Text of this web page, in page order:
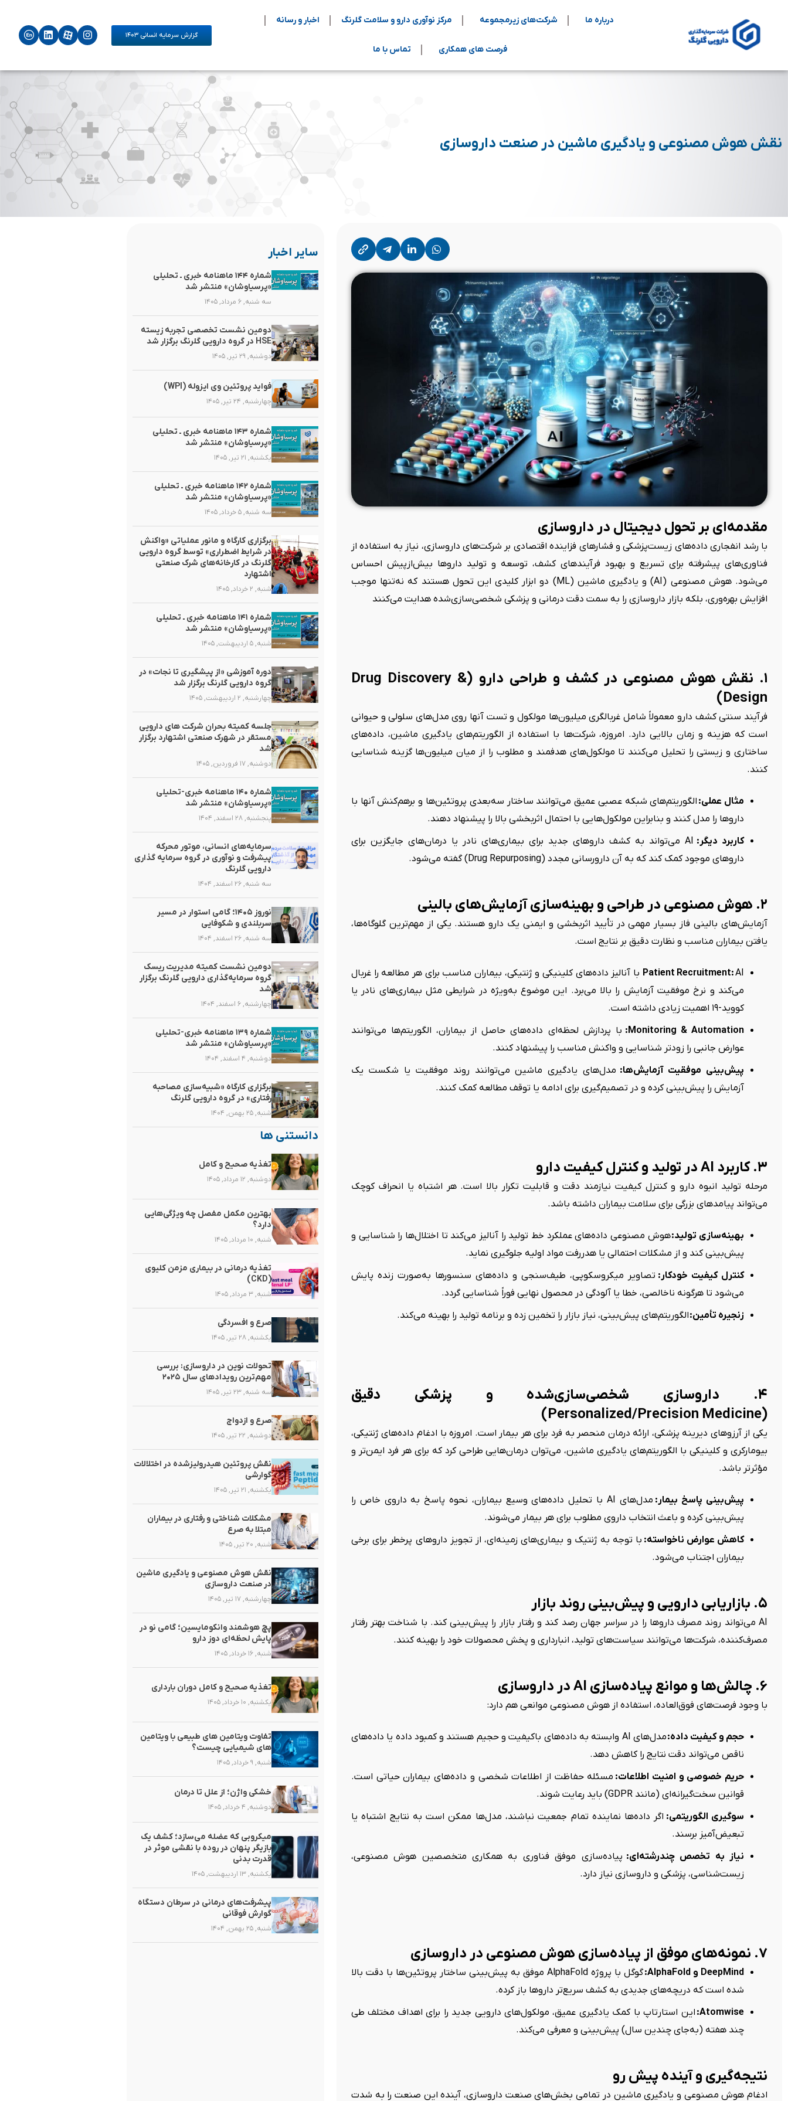
درباره ما شرکت‌های زیرمجموعه مرکز نوآوری دارو و سلامت گلرنگ اخبار و رسانه
فرصت های همکاری تماس با ما
گزارش سرمایه انسانی ۱۴۰۳
نقش هوش مصنوعی و یادگیری ماشین در صنعت داروسازی
مقدمه‌ای بر تحول دیجیتال در داروسازی
با رشد انفجاری داده‌های زیست‌پزشکی و فشارهای فزاینده اقتصادی بر شرکت‌های داروسازی، نیاز به استفاده از
فناوری‌های پیشرفته برای تسریع و بهبود فرآیندهای کشف، توسعه و تولید داروها بیش‌ازپیش احساس
می‌شود. هوش مصنوعی (AI) و یادگیری ماشین (ML) دو ابزار کلیدی این تحول هستند که نه‌تنها موجب
افزایش بهره‌وری، بلکه بازار داروسازی را به سمت دقت درمانی و پزشکی شخصی‌سازی‌شده هدایت می‌کنند
۱. نقش هوش مصنوعی در کشف و طراحی دارو (Drug Discovery &
Design)
فرآیند سنتی کشف دارو معمولاً شامل غربالگری میلیون‌ها مولکول و تست آنها روی مدل‌های سلولی و حیوانی
است که هزینه و زمان بالایی دارد. امروزه، شرکت‌ها با استفاده از الگوریتم‌های یادگیری ماشین، داده‌های
ساختاری و زیستی را تحلیل می‌کنند تا مولکول‌های هدفمند و مطلوب را از میان میلیون‌ها گزینه شناسایی
کنند.
مثال عملی: الگوریتم‌های شبکه عصبی عمیق می‌توانند ساختار سه‌بعدی پروتئین‌ها و برهم‌کنش آنها با
داروها را مدل کنند و بنابراین مولکول‌هایی با احتمال اثربخشی بالا را پیشنهاد دهند.
کاربرد دیگر:
AI می‌تواند به کشف داروهای جدید برای بیماری‌های نادر یا درمان‌های جایگزین برای
داروهای موجود کمک کند که به آن دارورسانی مجدد (Drug Repurposing) گفته می‌شود.
۲. هوش مصنوعی در طراحی و بهینه‌سازی آزمایش‌های بالینی
آزمایش‌های بالینی فاز بسیار مهمی در تأیید اثربخشی و ایمنی یک دارو هستند. یکی از مهم‌ترین گلوگاه‌ها،
یافتن بیماران مناسب و نظارت دقیق بر نتایج است.
Patient Recruitment: AI با آنالیز داده‌های کلینیکی و ژنتیکی، بیماران مناسب برای هر مطالعه را غربال
می‌کند و نرخ موفقیت آزمایش را بالا می‌برد. این موضوع به‌ویژه در شرایطی مثل بیماری‌های نادر یا
کووید-۱۹ اهمیت زیادی داشته است.
Monitoring & Automation: با پردازش لحظه‌ای داده‌های حاصل از بیماران، الگوریتم‌ها می‌توانند
عوارض جانبی را زودتر شناسایی و واکنش مناسب را پیشنهاد کنند.
پیش‌بینی موفقیت آزمایش‌ها: مدل‌های یادگیری ماشین می‌توانند روند موفقیت یا شکست یک
آزمایش را پیش‌بینی کرده و در تصمیم‌گیری برای ادامه یا توقف مطالعه کمک کنند.
۳. کاربرد AI در تولید و کنترل کیفیت دارو
مرحله تولید انبوه دارو و کنترل کیفیت نیازمند دقت و قابلیت تکرار بالا است. هر اشتباه یا انحراف کوچک
می‌تواند پیامدهای بزرگی برای سلامت بیماران داشته باشد.
بهینه‌سازی تولید:هوش مصنوعی داده‌های عملکرد خط تولید را آنالیز می‌کند تا اختلال‌ها را شناسایی و
پیش‌بینی کند و از مشکلات احتمالی یا هدررفت مواد اولیه جلوگیری نماید.
کنترل کیفیت خودکار: تصاویر میکروسکوپی، طیف‌سنجی و داده‌های سنسورها به‌صورت زنده پایش
می‌شود تا هرگونه ناخالصی، خطا یا آلودگی در محصول نهایی فوراً شناسایی گردد.
زنجیره تأمین:الگوریتم‌های پیش‌بینی، نیاز بازار را تخمین زده و برنامه تولید را بهینه می‌کند.
۴. داروسازی شخصی‌سازی‌شده و پزشکی دقیق
(Personalized/Precision Medicine)
یکی از آرزوهای دیرینه پزشکی، ارائه درمان منحصر به فرد برای هر بیمار است. امروزه با ادغام داده‌های ژنتیکی،
بیومارکری و کلینیکی با الگوریتم‌های یادگیری ماشین، می‌توان درمان‌هایی طراحی کرد که برای هر فرد ایمن‌تر و
مؤثرتر باشد.
پیش‌بینی پاسخ بیمار:
مدل‌های AI با تحلیل داده‌های وسیع بیماران، نحوه پاسخ به داروی خاص را
پیش‌بینی کرده و باعث انتخاب داروی مطلوب برای هر بیمار می‌شوند.
کاهش عوارض ناخواسته: با توجه به ژنتیک و بیماری‌های زمینه‌ای، از تجویز داروهای پرخطر برای برخی
بیماران اجتناب می‌شود.
۵. بازاریابی دارویی و پیش‌بینی روند بازار
AI می‌تواند روند مصرف داروها را در سراسر جهان رصد کند و رفتار بازار را پیش‌بینی کند. با شناخت بهتر رفتار
مصرف‌کننده، شرکت‌ها می‌توانند سیاست‌های تولید، انبارداری و پخش محصولات خود را بهینه کنند.
۶. چالش‌ها و موانع پیاده‌سازی AI در داروسازی
با وجود فرصت‌های فوق‌العاده، استفاده از هوش مصنوعی موانعی هم دارد:
حجم و کیفیت داده:
مدل‌های AI وابسته به داده‌های باکیفیت و حجیم هستند و کمبود داده یا داده‌های
ناقص می‌تواند دقت نتایج را کاهش دهد.
حریم خصوصی و امنیت اطلاعات: مسئله حفاظت از اطلاعات شخصی و داده‌های بیماران حیاتی است.
قوانین سخت‌گیرانه‌ای (مانند GDPR) باید رعایت شوند.
سوگیری الگوریتمی: اگر داده‌ها نماینده تمام جمعیت نباشند، مدل‌ها ممکن است به نتایج اشتباه یا
تبعیض‌آمیز برسند.
نیاز به تخصص چندرشته‌ای: پیاده‌سازی موفق فناوری به همکاری متخصصین هوش مصنوعی،
زیست‌شناسی، پزشکی و داروسازی نیاز دارد.
۷. نمونه‌های موفق از پیاده‌سازی هوش مصنوعی در داروسازی
DeepMind و AlphaFold:
گوگل با پروژه AlphaFold موفق به پیش‌بینی ساختار پروتئین‌ها با دقت بالا
شده است که دریچه‌های جدیدی به کشف سریع‌تر داروها باز کرده.
Atomwise: این استارتاپ با کمک یادگیری عمیق، مولکول‌های دارویی جدید را برای اهداف مختلف طی
چند هفته (به‌جای چندین سال) پیش‌بینی و معرفی می‌کند.
نتیجه‌گیری و آینده پیش رو
ادغام هوش مصنوعی و یادگیری ماشین در تمامی بخش‌های صنعت داروسازی، آینده این صنعت را به شدت
سایر اخبار
شماره ۱۴۴ ماهنامه خبری ـ تحلیلی
«پرسیاوشان» منتشر شد
سه شنبه, ۶ مرداد, ۱۴۰۵
دومین نشست تخصصی تجربه زیسته
HSE در گروه دارویی گلرنگ برگزار شد
دوشنبه, ۲۹ تیر, ۱۴۰۵
فواید پروتئین وی ایزوله (WPI)
چهارشنبه, ۲۴ تیر, ۱۴۰۵
شماره ۱۴۳ ماهنامه خبری ـ تحلیلی
«پرسیاوشان» منتشر شد
یکشنبه, ۲۱ تیر, ۱۴۰۵
شماره ۱۴۲ ماهنامه خبری ـ تحلیلی
«پرسیاوشان» منتشر شد
سه شنبه, ۵ خرداد, ۱۴۰۵
برگزاری کارگاه و مانور عملیاتی «واکنش
در شرایط اضطراری» توسط گروه دارویی
گلرنگ در کارخانه‌های شرک صنعتی
اشتهارد
شنبه, ۲ خرداد, ۱۴۰۵
شماره ۱۴۱ ماهنامه خبری ـ تحلیلی
«پرسیاوشان» منتشر شد
شنبه, ۵ اردیبهشت, ۱۴۰۵
دوره آموزشی «از پیشگیری تا نجات» در
گروه دارویی گلرنگ برگزار شد
چهارشنبه, ۲ اردیبهشت, ۱۴۰۵
جلسه کمیته بحران شرکت های دارویی
مستقر در شهرک صنعتی اشتهارد برگزار
شد
دوشنبه, ۱۷ فروردین, ۱۴۰۵
شماره ۱۴۰ ماهنامه خبری-تحلیلی
«پرسیاوشان» منتشر شد
پنجشنبه, ۲۸ اسفند, ۱۴۰۴
سرمایه‌های انسانی، موتور محرکه
پیشرفت و نوآوری در گروه سرمایه گذاری
دارویی گلرنگ
سه شنبه, ۲۶ اسفند, ۱۴۰۴
نوروز ۱۴۰۵؛ گامی استوار در مسیر
سربلندی و شکوفایی
سه شنبه, ۲۶ اسفند, ۱۴۰۴
دومین نشست کمیته مدیریت ریسک
گروه سرمایه‌گذاری دارویی گلرنگ برگزار
شد
چهارشنبه, ۶ اسفند, ۱۴۰۴
شماره ۱۳۹ ماهنامه خبری-تحلیلی
«پرسیاوشان» منتشر شد
دوشنبه, ۴ اسفند, ۱۴۰۴
برگزاری کارگاه «شبیه‌سازی مصاحبه
رفتاری» در گروه دارویی گلرنگ
شنبه, ۲۵ بهمن, ۱۴۰۴
دانستنی ها
تغذیه صحیح و کامل
دوشنبه, ۱۲ مرداد, ۱۴۰۵
بهترین مکمل مفصل چه ویژگی‌هایی
دارد؟
شنبه, ۱۰ مرداد, ۱۴۰۵
تغذیه‌ درمانی در بیماری مزمن کلیوی
(CKD)
شنبه, ۳ مرداد, ۱۴۰۵
صرع و افسردگی
یکشنبه, ۲۸ تیر, ۱۴۰۵
تحولات نوین در داروسازی: بررسی
مهم‌ترین رویدادهای سال ۲۰۲۵
سه شنبه, ۲۳ تیر, ۱۴۰۵
صرع و ازدواج
دوشنبه, ۲۲ تیر, ۱۴۰۵
نقش پروتئین هیدرولیزشده در اختلالات
گوارشی
یکشنبه, ۲۱ تیر, ۱۴۰۵
مشکلات شناختی و رفتاری در بیماران
مبتلا به صرع
شنبه, ۲۰ تیر, ۱۴۰۵
نقش هوش مصنوعی و یادگیری ماشین
در صنعت داروسازی
چهارشنبه, ۱۷ تیر, ۱۴۰۵
پچ هوشمند وانکومایسین؛ گامی نو در
پایش لحظه‌ای دوز دارو
شنبه, ۱۶ خرداد, ۱۴۰۵
تغذیه صحیح و کامل دوران بارداری
یکشنبه, ۱۰ خرداد, ۱۴۰۵
تفاوت ویتامین های طبیعی با ویتامین
های شیمیایی چیست؟
شنبه, ۹ خرداد, ۱۴۰۵
خشکی واژن؛ از علل تا درمان
دوشنبه, ۴ خرداد, ۱۴۰۵
میکروبی که عضله می‌سازد؛ کشف یک
بازیگر پنهان در روده با نقشی موثر در
قدرت بدنی
یکشنبه, ۱۳ اردیبهشت, ۱۴۰۵
پیشرفت‌های درمانی در سرطان دستگاه
گوارش فوقانی
شنبه, ۲۵ بهمن, ۱۴۰۴